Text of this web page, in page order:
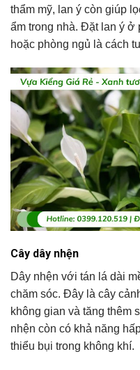
thẩm mỹ, lan ý còn giúp
ẩm trong nhà. Đặt lan ý ở
hoặc phòng ngủ là cách
Cây dây nhện
Dây nhện với tán lá dài
chăm sóc. Đây là cây
không gian và tăng thêm
nhện còn có khả năng
thiểu bụi trong không khí.